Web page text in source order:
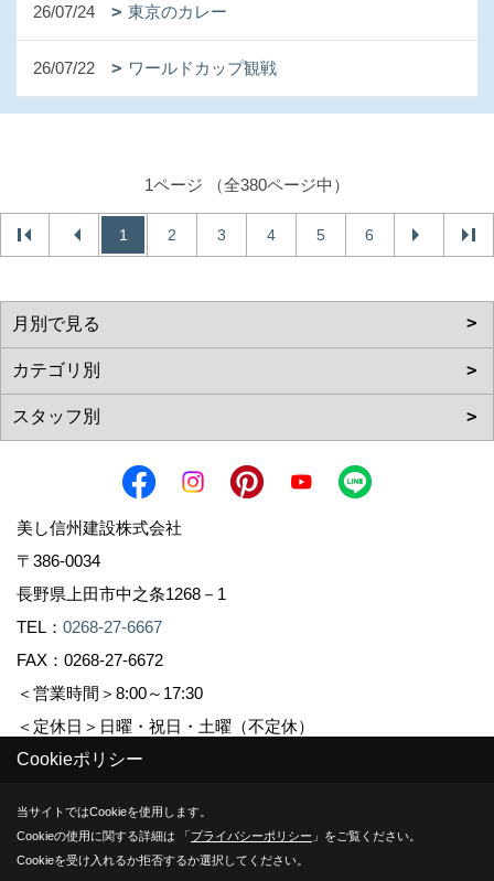
26/07/24 東京のカレー
26/07/22 ワールドカップ観戦
1ページ （全380ページ中）
1 2 3 4 5 6
美し信州建設株式会社
〒386-0034
長野県上田市中之条1268－1
TEL： 0268-27-6667
FAX：0268-27-6672
＜営業時間＞8:00～17:30
＜定休日＞日曜・祝日・土曜（不定休）
Copyright (c) Sinshuu. All Rights Reserved.
Produced byゴデスクリエイト
Cookieポリシー
当サイトではCookieを使用します。
Cookieの使用に関する詳細は 「プライバシーポリシー 」をご覧ください。
Cookieを受け入れるか拒否するか選択してください。